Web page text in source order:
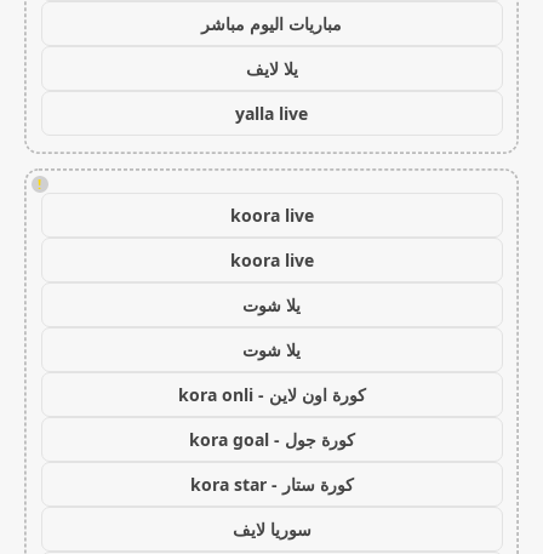
مباريات اليوم مباشر
يلا لايف
yalla live
!
koora live
koora live
يلا شوت
يلا شوت
كورة اون لاين - kora onli
كورة جول - kora goal
كورة ستار - kora star
سوريا لايف